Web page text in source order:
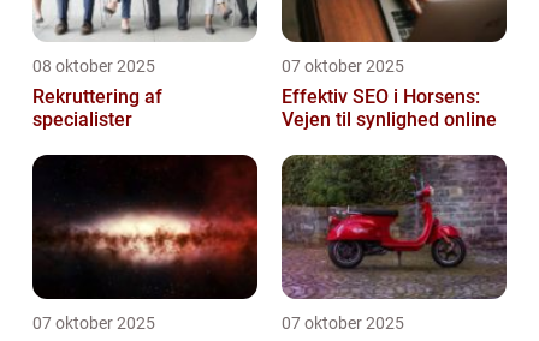
08 oktober 2025
Rekruttering af
specialister
07 oktober 2025
Effektiv SEO i Horsens:
Vejen til synlighed online
07 oktober 2025 07 oktober 2025